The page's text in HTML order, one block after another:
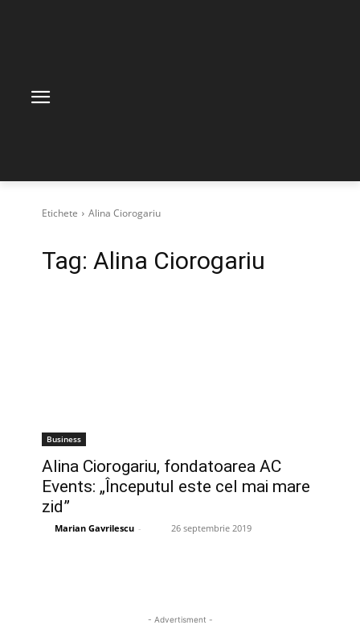
Etichete Alina Ciorogariu
Tag: Alina Ciorogariu
Business
Alina Ciorogariu, fondatoarea AC
Events: „Începutul este cel mai mare
zid”
Marian Gavrilescu - 26 septembrie 2019
- Advertisment -